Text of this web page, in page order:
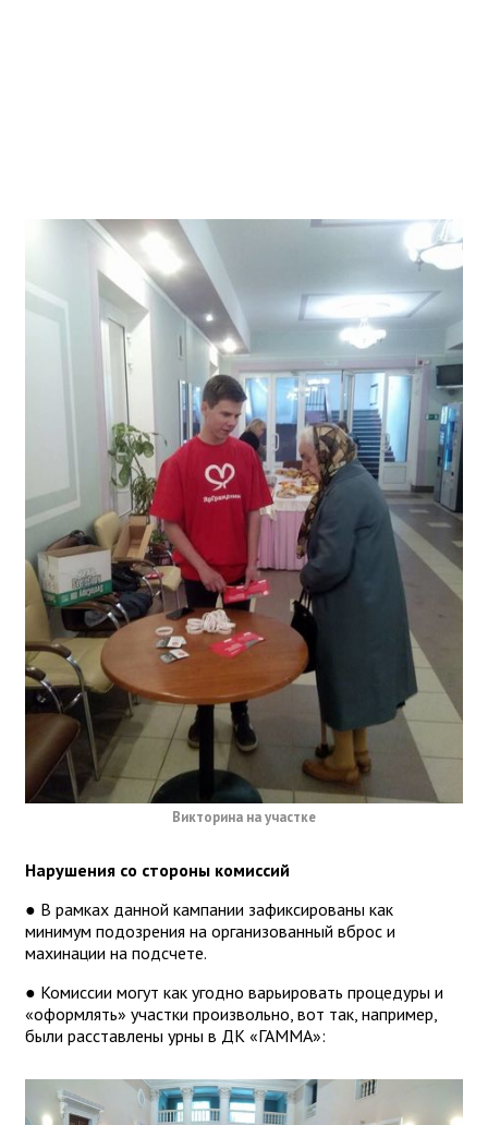
Викторина на участке
Нарушения со стороны комиссий
● В рамках данной кампании зафиксированы как
минимум подозрения на организованный вброс и
махинации на подсчете.
● Комиссии могут как угодно варьировать процедуры и
«оформлять» участки произвольно, вот так, например,
были расставлены урны в ДК «ГАММА»: